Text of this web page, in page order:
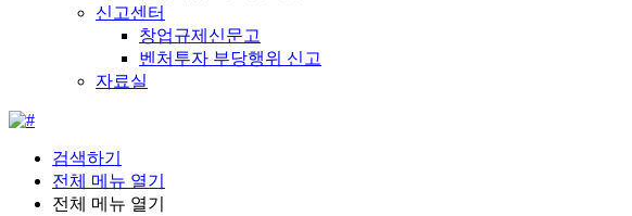
신고센터
창업규제신문고
벤처투자 부당행위 신고
자료실
검색하기
전체 메뉴 열기
전체 메뉴 열기